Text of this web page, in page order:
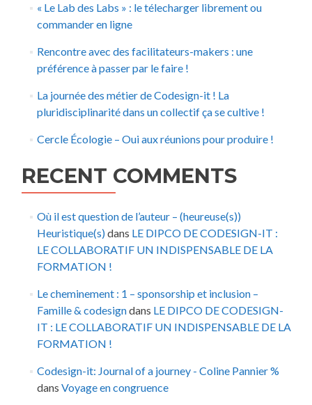
« Le Lab des Labs » : le télecharger librement ou
commander en ligne
Rencontre avec des facilitateurs-makers : une
préférence à passer par le faire !
La journée des métier de Codesign-it ! La
pluridisciplinarité dans un collectif ça se cultive !
Cercle Écologie – Oui aux réunions pour produire !
RECENT COMMENTS
Où il est question de l’auteur – (heureuse(s))
Heuristique(s)dans LE DIPCO DE CODESIGN-IT :
LE COLLABORATIF UN INDISPENSABLE DE LA
FORMATION !
Le cheminement : 1 – sponsorship et inclusion –
Famille & codesigndans LE DIPCO DE CODESIGN-
IT : LE COLLABORATIF UN INDISPENSABLE DE LA
FORMATION !
Codesign-it: Journal of a journey - Coline Pannier %
dans Voyage en congruence